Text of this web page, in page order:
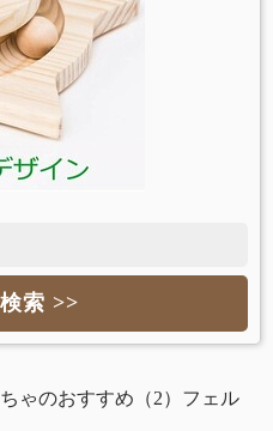
索 >>
ゃのおすすめ（2）フェル